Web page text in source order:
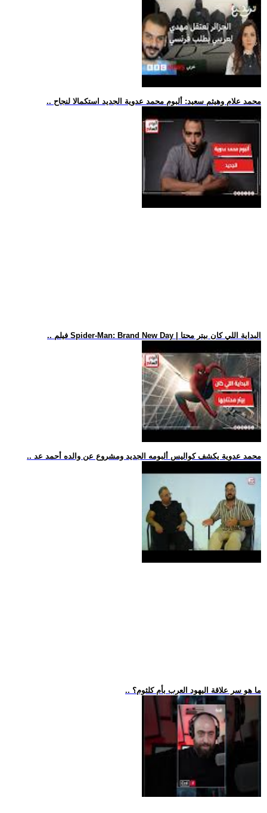
.. محمد علام وهيثم سعيد: ألبوم محمد عدوية الجديد استكمالا لنجاح
.. فيلم Spider-Man: Brand New Day | البداية اللي كان بيتر محتا
.. محمد عدوية يكشف كواليس ألبومه الجديد ومشروع عن والده أحمد عد
.. ما هو سر علاقة اليهود العرب بأم كلثوم؟